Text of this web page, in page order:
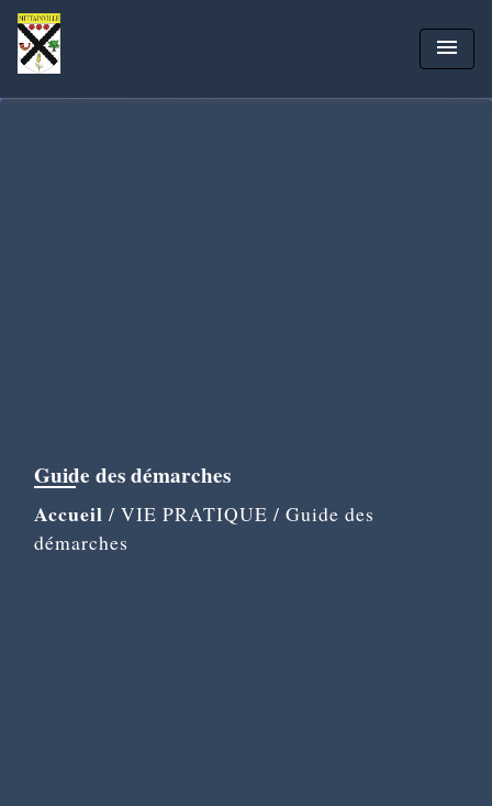
menu
Guide des démarches
Accueil / VIE PRATIQUE / Guide des
démarches